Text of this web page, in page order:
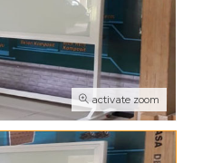
activate zoom